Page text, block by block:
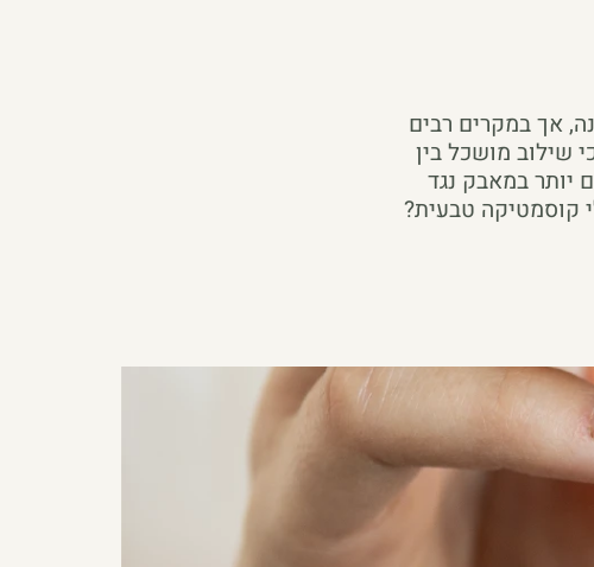
אך במקרים רבים
שילוב מושכל בין
יותר במאבק נגד
קוסמטיקה טבעית?